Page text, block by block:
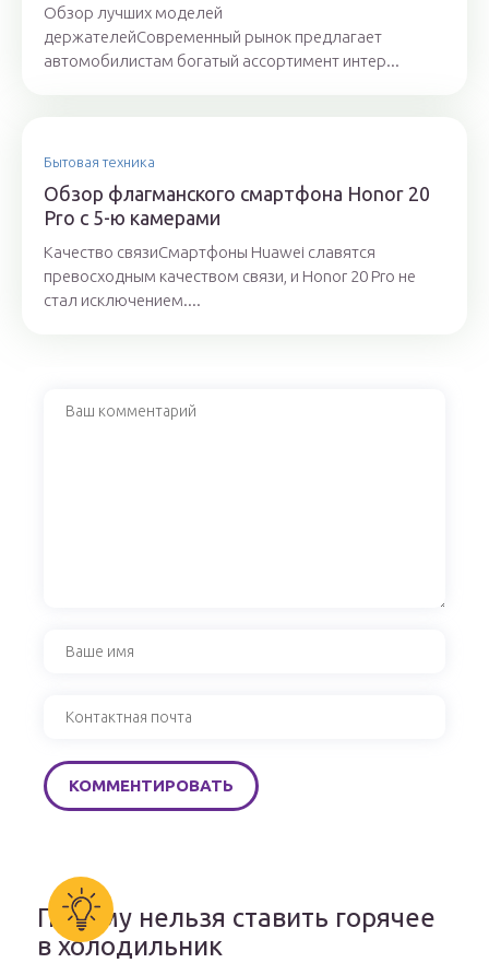
Обзор лучших моделей
держателейСовременный рынок предлагает
автомобилистам богатый ассортимент интер...
Бытовая техника
Обзор флагманского смартфона Honor 20
Pro с 5-ю камерами
Качество связиСмартфоны Huawei славятся
превосходным качеством связи, и Honor 20 Pro не
стал исключением....
Почему нельзя ставить горячее
в холодильник